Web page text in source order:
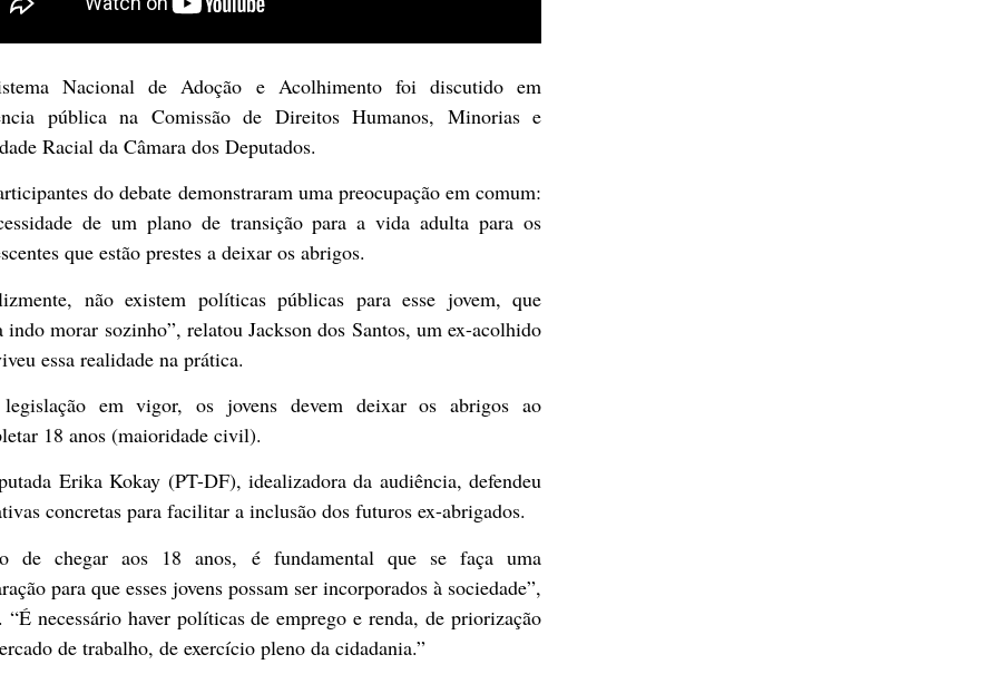
Nacional de Adoção e Acolhimento foi discutido em
pública na Comissão de Direitos Humanos, Minorias e
Racial da Câmara dos Deputados.
do debate demonstraram uma preocupação em comum:
de um plano de transição para a vida adulta para os
que estão prestes a deixar os abrigos.
não existem políticas públicas para esse jovem, que
indo morar sozinho”, relatou Jackson dos Santos, um ex-acolhido
essa realidade na prática.
em vigor, os jovens devem deixar os abrigos ao
18 anos (maioridade civil).
Erika Kokay (PT-DF), idealizadora da audiência, defendeu
concretas para facilitar a inclusão dos futuros ex-abrigados.
de chegar aos 18 anos, é fundamental que se faça uma
para que esses jovens possam ser incorporados à sociedade”,
“É necessário haver políticas de emprego e renda, de priorização
de trabalho, de exercício pleno da cidadania.”